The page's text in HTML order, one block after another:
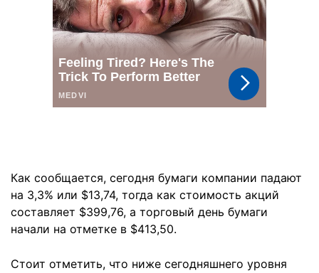
Как сообщается, сегодня бумаги компании падают
на 3,3% или $13,74, тогда как стоимость акций
составляет $399,76, а торговый день бумаги
начали на отметке в $413,50.
Стоит отметить, что ниже сегодняшнего уровня